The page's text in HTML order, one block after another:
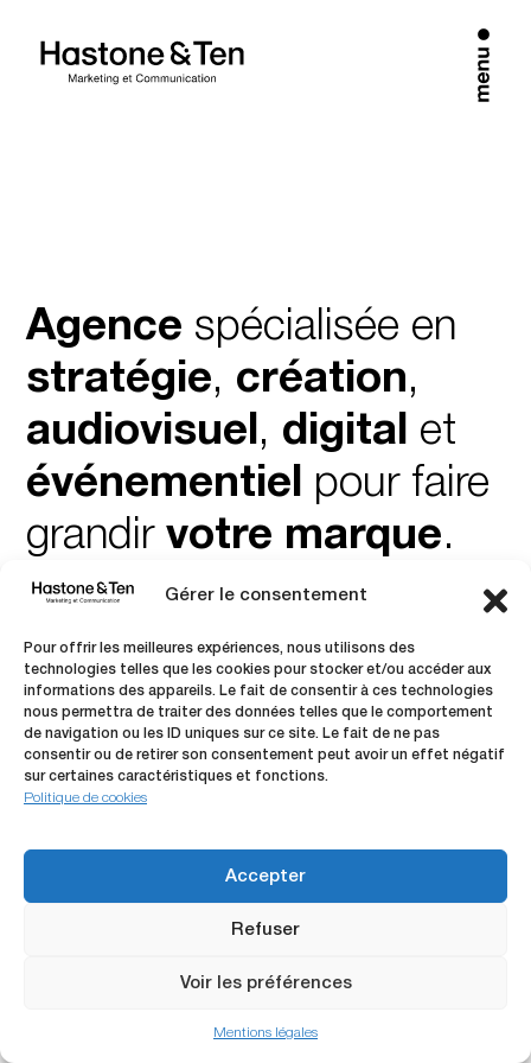
Gérer le consentement
Pour offrir les meilleures expériences, nous utilisons des
technologies telles que les cookies pour stocker et/ou accéder aux
informations des appareils. Le fait de consentir à ces technologies
nous permettra de traiter des données telles que le comportement
de navigation ou les ID uniques sur ce site. Le fait de ne pas
consentir ou de retirer son consentement peut avoir un effet négatif
sur certaines caractéristiques et fonctions.
Politique de cookies
Accepter
Refuser
Voir les préférences
Mentions légales
Agence spécialisée en
stratégie, création,
audiovisuel , digital
et
événementiel
pour faire
grandirvotre marque.